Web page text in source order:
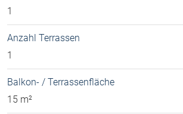
1
Anzahl Terrassen
1
Balkon- / Terrassenfläche
15 m²